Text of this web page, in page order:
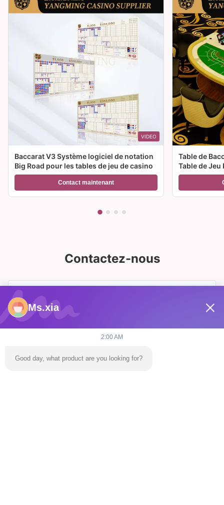
VIDEO
Baccarat V3 Système logiciel de notation
Big Road pour les tables de jeu de casino
Contact maintenant
Table de
Table de
Casino à
Contactez-nous
Ms.xia
2:00 AM
Good day, what product are you looking for?